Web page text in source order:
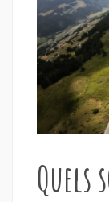
Quels